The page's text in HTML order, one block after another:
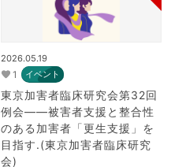
2026.05.19
1 イベント
東京加害者臨床研究会第32回
例会――被害者支援と整合性
のある加害者「更生支援」を
目指す.(東京加害者臨床研究
会)